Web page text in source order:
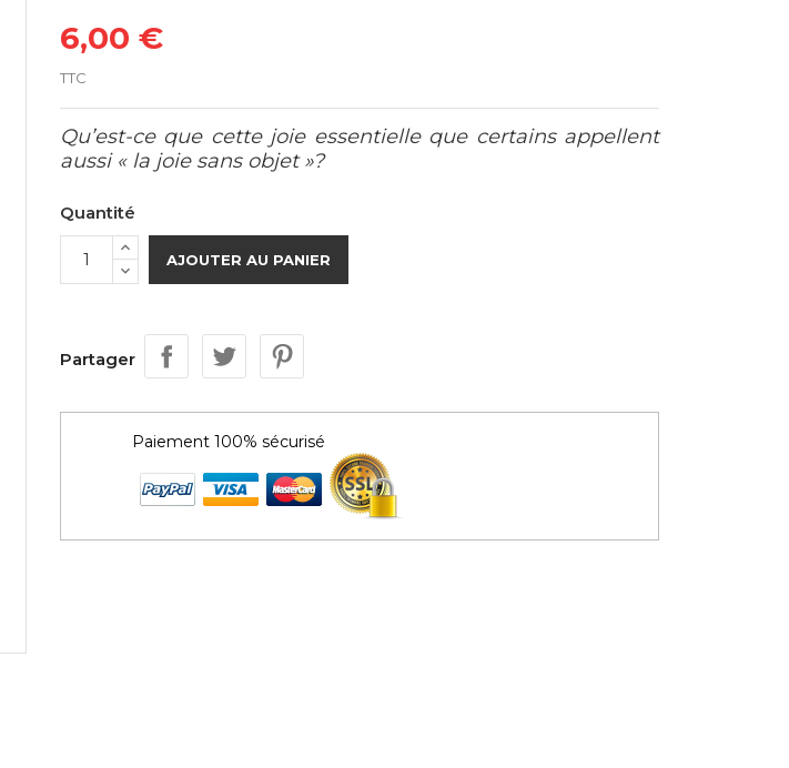
6,00 €
TTC
Qu’est-ce que cette joie essentielle que certains appellent
aussi « la joie sans objet »?
Quantité
AJOUTER AU PANIER
Partager
Paiement 100% sécurisé